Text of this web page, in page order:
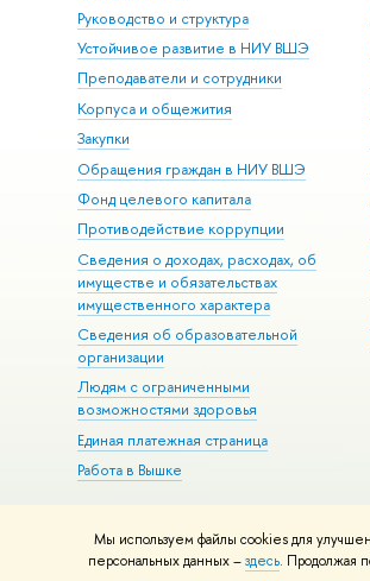
Мы используем файлы cookies для
персональных данных –здесь. Продолжая
Руководство и структура
Устойчивое развитие в НИУ ВШЭ
Преподаватели и сотрудники
Корпуса и общежития
Закупки
Обращения граждан в НИУ ВШЭ
Фонд целевого капитала
Противодействие коррупции
Сведения о доходах, расходах, об
имуществе и обязательствах
имущественного характера
Сведения об образовательной
организации
Людям с ограниченными
возможностями здоровья
Единая платежная страница
Работа в Вышке
© НИУ ВШЭ 1993–2026 Адреса и
Шрифты HSE Sans и HSE Slab